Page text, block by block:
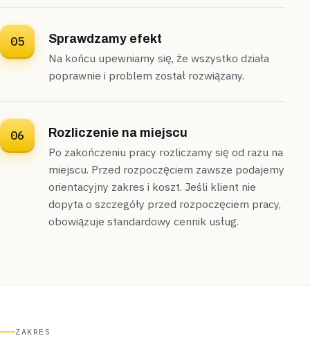
Naprawione Gwarancja na złącze
05
Sprawdzamy efekt
Na końcu upewniamy się, że wszystko działa
poprawnie i problem został rozwiązany.
06
Rozliczenie na miejscu
Po zakończeniu pracy rozliczamy się od razu na
miejscu. Przed rozpoczęciem zawsze podajemy
orientacyjny zakres i koszt. Jeśli klient nie
dopyta o szczegóły przed rozpoczęciem pracy,
obowiązuje standardowy cennik usług.
ZAKRES